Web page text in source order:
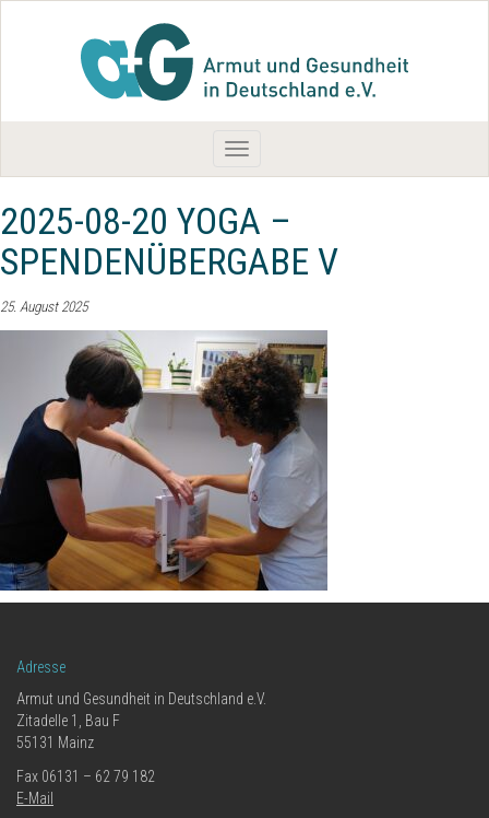
Toggle
navigation
2025-08-20 YOGA –
SPENDENÜBERGABE V
25. August 2025
Adresse
Armut und Gesundheit in Deutschland e.V.
Zitadelle 1, Bau F
55131 Mainz
Fax 06131 – 62 79 182
E-Mail